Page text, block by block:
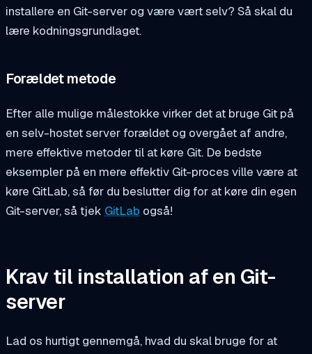
installere en Git-server og være vært selv? Så skal du
lære kodningsgrundlaget.
Forældet metode
Efter alle mulige målestokke virker det at bruge Git på
en selv-hostet server forældet og overgået af andre,
mere effektive metoder til at køre Git. De bedste
eksempler på en mere effektiv Git-proces ville være at
køre GitLab, så før du beslutter dig for at køre din egen
Git-server, så tjek GitLab også!
Krav til installation af en Git-
server
Lad os hurtigt gennemgå, hvad du skal bruge for at